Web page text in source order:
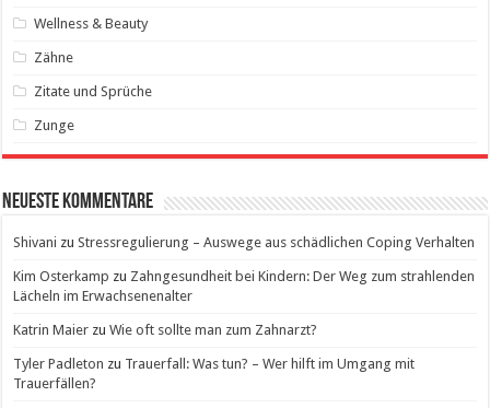
Wellness & Beauty
Zähne
Zitate und Sprüche
Zunge
Neueste Kommentare
Shivani zuStressregulierung – Auswege aus schädlichen Coping Verhalten
Kim Osterkamp zu Zahngesundheit bei Kindern: Der Weg zum strahlenden
Lächeln im Erwachsenenalter
Katrin Maier zuWie oft sollte man zum Zahnarzt?
Tyler Padleton zu Trauerfall: Was tun? – Wer hilft im Umgang mit
Trauerfällen?